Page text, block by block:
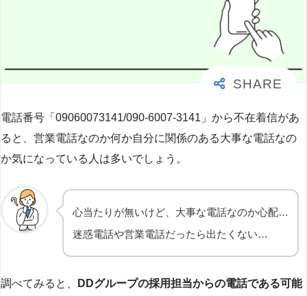
電話番号「09060073141/090-6007-3141」から不在着信があ
ると、営業電話なのか何か自分に関係のある大事な電話なの
か気になっている人は多いでしょう。
心当たりが無いけど、大事な電話なのか心配…
迷惑電話や営業電話だったら出たくない…
調べてみると、 DDグループの採用担当からの電話である可能